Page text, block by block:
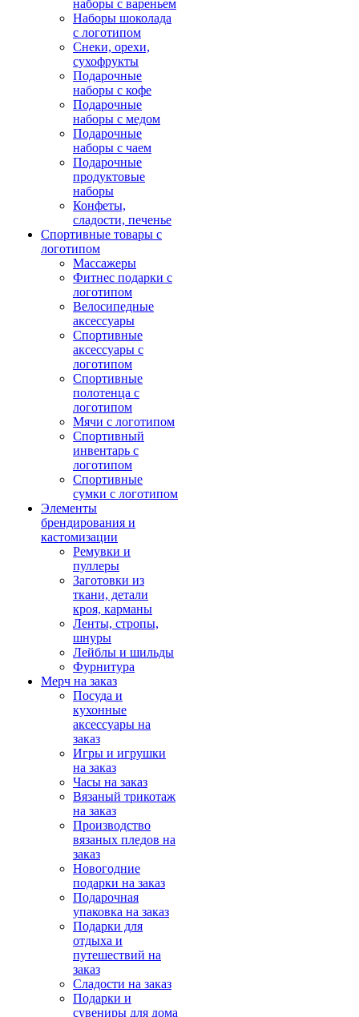
наборы с вареньем
Наборы шоколада
с логотипом
Снеки, орехи,
сухофрукты
Подарочные
наборы с кофе
Подарочные
наборы с медом
Подарочные
наборы с чаем
Подарочные
продуктовые
наборы
Конфеты,
сладости, печенье
Спортивные товары с
логотипом
Массажеры
Фитнес подарки с
логотипом
Велосипедные
аксессуары
Спортивные
аксессуары с
логотипом
Спортивные
полотенца с
логотипом
Мячи с логотипом
Спортивный
инвентарь с
логотипом
Спортивные
сумки с логотипом
Элементы
брендирования и
кастомизации
Ремувки и
пуллеры
Заготовки из
ткани, детали
кроя, карманы
Ленты, стропы,
шнуры
Лейблы и шильды
Фурнитура
Мерч на заказ
Посуда и
кухонные
аксессуары на
заказ
Игры и игрушки
на заказ
Часы на заказ
Вязаный трикотаж
на заказ
Производство
вязаных пледов на
заказ
Новогодние
подарки на заказ
Подарочная
упаковка на заказ
Подарки для
отдыха и
путешествий на
заказ
Сладости на заказ
Подарки и
сувениры для дома